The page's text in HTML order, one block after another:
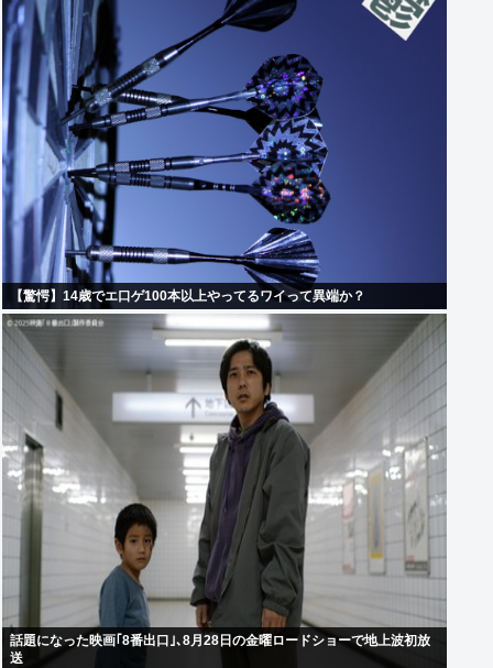
【驚愕】14歳でエ口ゲ100本以上やってるワイって異端か？
話題になった映画｢8番出口｣､8月28日の金曜ロードショーで地上波初放
送